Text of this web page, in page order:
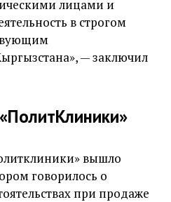
лицами и
в строгом
— заключил
вышло
говорилось о
при продаже